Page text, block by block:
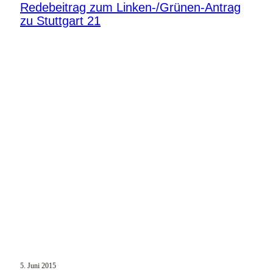
Redebeitrag zum Linken-/Grünen-Antrag
zu Stuttgart 21
5. Juni 2015